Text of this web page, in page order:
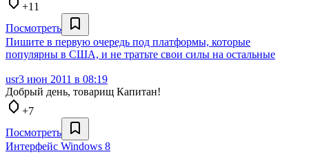
+11
Посмотреть
Пишите в первую очередь под платформы, которые
популярны в США, и не тратьте свои силы на остальные
usr3 июн 2011 в 08:19
Добрый день, товарищ Капитан!
+7
Посмотреть
Интерфейс Windows 8